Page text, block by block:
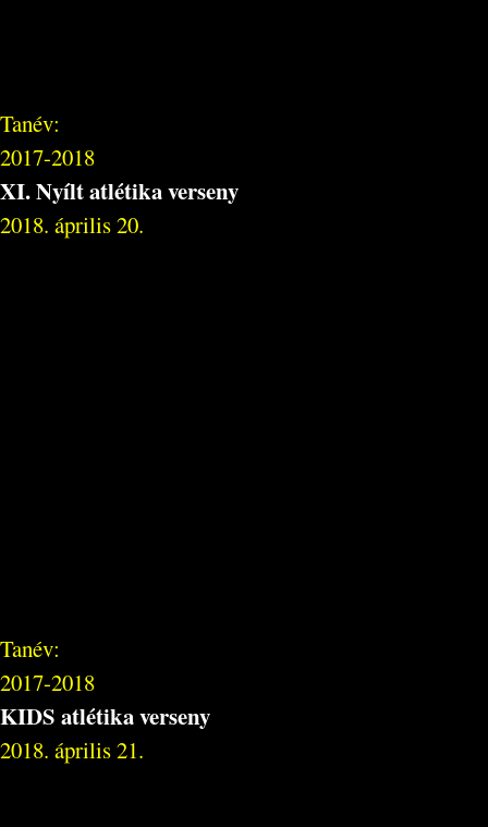
Tanév:
2017-2018
XI. Nyílt atlétika verseny
2018. április 20.
Tanév:
2017-2018
KIDS atlétika verseny
2018. április 21.